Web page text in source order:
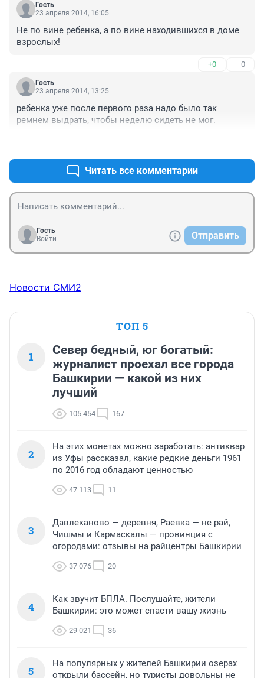
Гость
23 апреля 2014, 16:05
Не по вине ребенка, а по вине находившихся в доме
взрослых!
+0 –0
Гость
23 апреля 2014, 13:25
ребенка уже после первого раза надо было так
ремнем выдрать, чтобы неделю сидеть не мог.
Читать все комментарии
Гость
Войти
Отправить
Новости СМИ2
ТОП 5
1
Север бедный, юг богатый:
журналист проехал все города
Башкирии — какой из них
лучший
105 454 167
2
На этих монетах можно заработать: антиквар
из Уфы рассказал, какие редкие деньги 1961
по 2016 год обладают ценностью
47 113 11
3
Давлеканово — деревня, Раевка — не рай,
Чишмы и Кармаскалы — провинция с
огородами: отзывы на райцентры Башкирии
37 076 20
4
Как звучит БПЛА. Послушайте, жители
Башкирии: это может спасти вашу жизнь
29 021 36
5
На популярных у жителей Башкирии озерах
открыли бассейн, но туристы довольны не